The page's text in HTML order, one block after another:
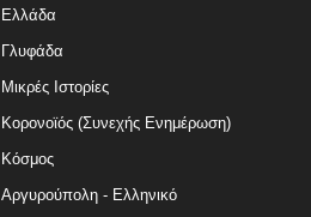
Ελλάδα
Γλυφάδα
Μικρές Ιστορίες
Κορονοϊός (Συνεχής Ενημέρωση)
Κόσμος
Αργυρούπολη - Ελληνικό